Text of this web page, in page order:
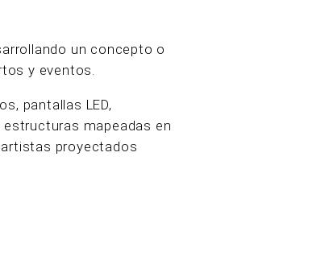
un concepto o
y eventos.
pantallas LED,
mapeadas en
proyectados